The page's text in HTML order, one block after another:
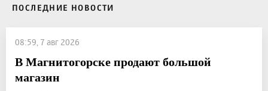
ПОСЛЕДНИЕ НОВОСТИ
08:59, 7 авг 2026
В Магнитогорске продают большой
магазин